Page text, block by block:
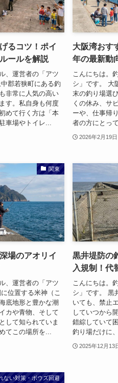
るコツ！ポイ
ールを解説
、運営者の「アツ
郡若狭町にある釣
非常に人気の高い
す。私自身も何度
めて行く方は「本
車場やトイレ...
大阪湾おす
年の最新動
こんにちは。
シ」です。 大
末の釣り場選
くの休み、サ
ーや、仕事帰
者の方にとっ
2026年2月19日
関東
場のアオリイ
、運営者の「アツ
位置する米神（こ
底地形と豊かな潮
カや青物、そして
して知られていま
てこの場所を...
黒井堤防の
入規制！代
こんにちは。
シ」です。 黒
いても、禁止
していつから
錯綜していて
釣り場だけに
2025年12月13
ない対策・ボウズ回避